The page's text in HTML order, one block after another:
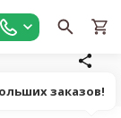
заказов!